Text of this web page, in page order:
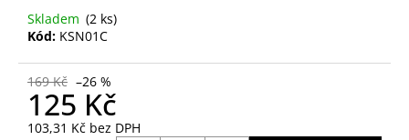
Skladem (2 ks)
Kód: KSN01C
169 Kč –26 %
125 Kč
103,31 Kč bez DPH
u
č
u
e